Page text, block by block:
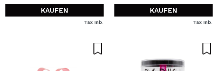
KAUFEN
Tax Inb.
KAUFEN
Tax Inb.